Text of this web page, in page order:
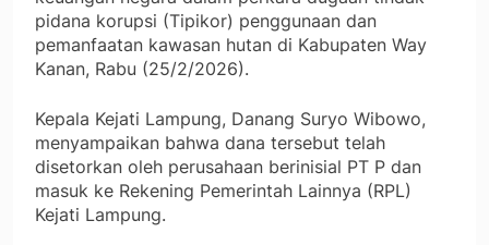
pidana korupsi (Tipikor) penggunaan dan
pemanfaatan kawasan hutan di Kabupaten Way
Kanan, Rabu (25/2/2026).
Kepala Kejati Lampung, Danang Suryo Wibowo,
menyampaikan bahwa dana tersebut telah
disetorkan oleh perusahaan berinisial PT P dan
masuk ke Rekening Pemerintah Lainnya (RPL)
Kejati Lampung.